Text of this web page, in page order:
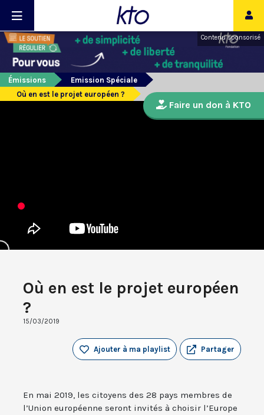
Contenu sponsorisé
Émissions
Emission Spéciale
Où en est le projet européen ?
Où en est le projet européen
?
15/03/2019
Partager
Ajouter à ma playlist
En mai 2019, les citoyens des 28 pays membres de
l’Union européenne seront invités à choisir l’Europe
Faire un don à KTO